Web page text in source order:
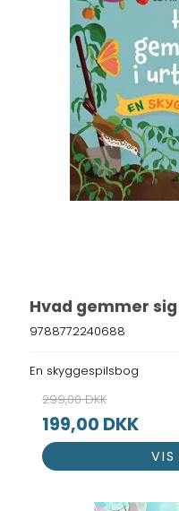
Hvad gemmer
9788772240688
En skyggespilsbog
299,00 DKK
199,00 DKK
VIS